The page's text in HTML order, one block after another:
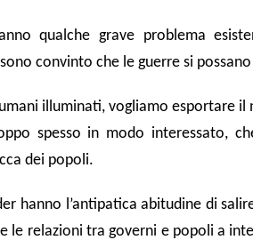
qualche grave problema
convinto che le guerre si
illuminati, vogliamo esportare
spesso in modo interessato,
dei popoli.
hanno l’antipatica abitudine di
le relazioni tra governi e popoli a